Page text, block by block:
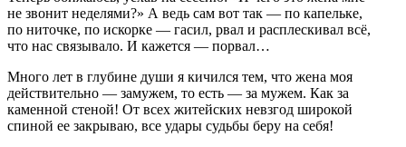
не звонит неделями?» А ведь сам вот так — по капельке,
по ниточке, по искорке — гасил, рвал и расплескивал всё,
что нас связывало. И кажется — порвал…
Много лет в глубине души я кичился тем, что жена моя
действительно — замужем, то есть — за мужем. Как за
каменной стеной! От всех житейских невзгод широкой
спиной ее закрываю, все удары судьбы беру на себя!